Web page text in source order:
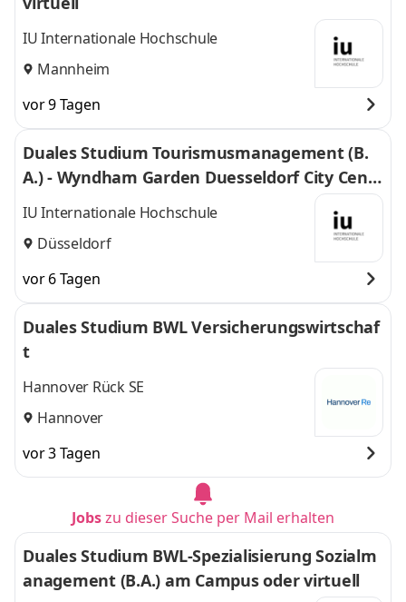
IU Internationale Hochschule
Mannheim
vor 9 Tagen
Duales Studium Tourismusmanagement (B.
A.) - Wyndham Garden Duesseldorf City Centr
e Koenigsallee Hotel
IU Internationale Hochschule
Düsseldorf
vor 6 Tagen
Duales Studium BWL Versicherungswirtschaf
t
Hannover Rück SE
Hannover
vor 3 Tagen
Jobszu dieser Suche per Mail erhalten
Duales Studium BWL-Spezialisierung Sozialm
anagement (B.A.) am Campus oder virtuell